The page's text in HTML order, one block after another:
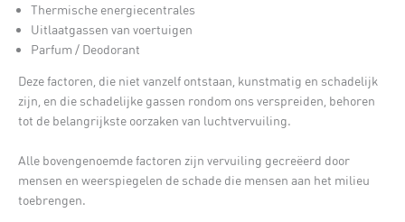
Thermische energiecentrales
Uitlaatgassen van voertuigen
Parfum / Deodorant
Deze factoren, die niet vanzelf ontstaan, kunstmatig en schadelijk
zijn, en die schadelijke gassen rondom ons verspreiden, behoren
tot de belangrijkste oorzaken van luchtvervuiling.
Alle bovengenoemde factoren zijn vervuiling gecreëerd door
mensen en weerspiegelen de schade die mensen aan het milieu
toebrengen.